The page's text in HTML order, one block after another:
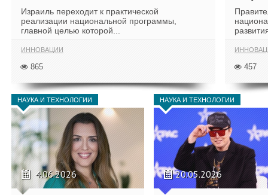
Израиль переходит к практической
реализации национальной программы,
главной целью которой...
ИННОВАЦИИ
865 457
НАУКА И ТЕХНОЛОГИИ
4.06.2026
НАУКА И ТЕХНОЛОГИИ
20.05.2026